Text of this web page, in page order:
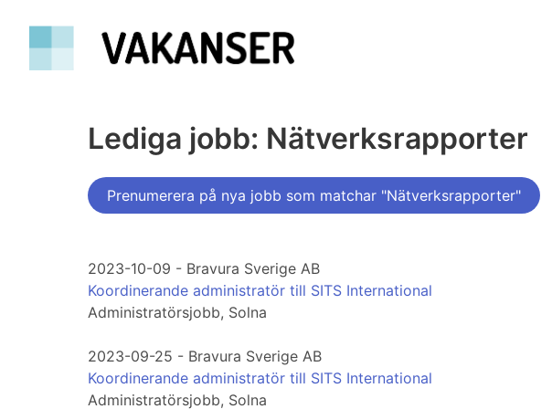
Lediga jobb: Nätverksrapporter
Prenumerera på nya jobb som matchar "Nätverksrapporter"
2023-10-09 - Bravura Sverige AB
Koordinerande administratör till SITS International
Administratörsjobb, Solna
2023-09-25 - Bravura Sverige AB
Koordinerande administratör till SITS International
Administratörsjobb, Solna